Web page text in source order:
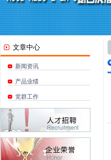
文章中心
新闻资讯
产品业绩
党群工作